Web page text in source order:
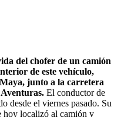
del chofer de un camión
de este vehículo,
junto a la carretera
El conductor de
desde el viernes pasado. Su
hoy localizó al camión y